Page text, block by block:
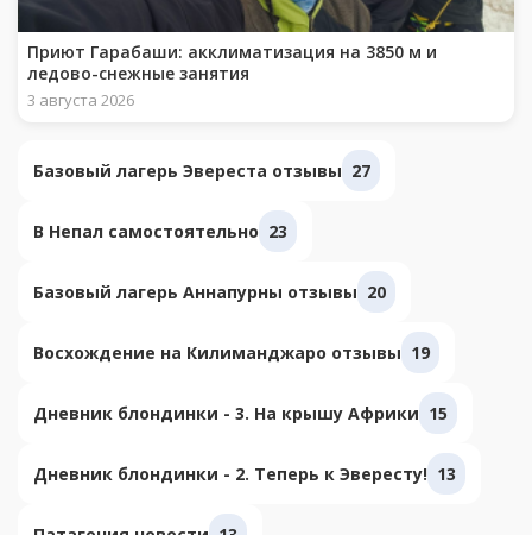
Приют Гарабаши: акклиматизация на 3850 м и
ледово-снежные занятия
3 августа 2026
Базовый лагерь Эвереста отзывы 27
В Непал самостоятельно 23
Базовый лагерь Аннапурны отзывы 20
Восхождение на Килиманджаро отзывы 19
Дневник блондинки - 3. На крышу Африки 15
Дневник блондинки - 2. Теперь к Эвересту! 13